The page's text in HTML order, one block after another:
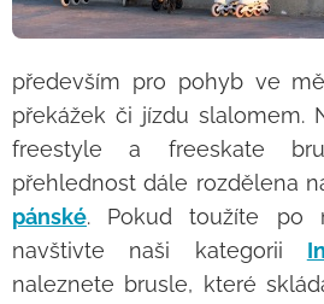
především pro pohyb ve
překážek či jízdu slalomem.
freestyle a freeskate
přehlednost dále rozdělena
pánské. Pokud toužíte po
navštivte naši kategorii
naleznete brusle, které